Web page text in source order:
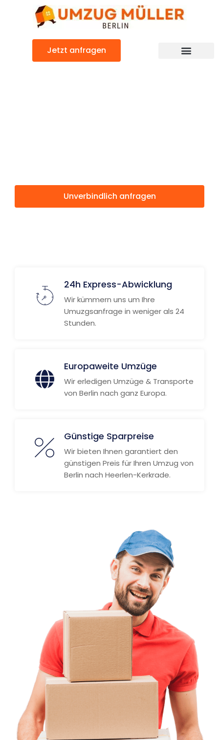
Jetzt anfragen
Unverbindlich anfragen
24h Express-Abwicklung
Wir kümmern uns um Ihre
Umuzgsanfrage in weniger als 24
Stunden.
Europaweite Umzüge
Wir erledigen Umzüge & Transporte
von Berlin nach ganz Europa.
Günstige Sparpreise
Wir bieten Ihnen garantiert den
günstigen Preis für Ihren Umzug von
Berlin nach Heerlen-Kerkrade.